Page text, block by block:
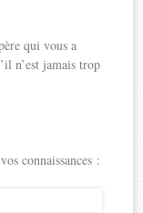
qui vous a
n’est jamais trop
connaissances :